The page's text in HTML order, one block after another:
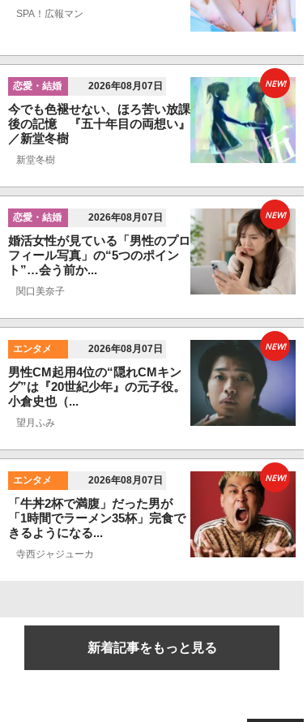
SPA！広報マン
恋愛・結婚 2026年08月07日
今でも色褪せない、ほろ苦い放課
後の記憶 『五十年目の両想い』
／新堂冬樹
新堂冬樹
NEW!
恋愛・結婚 2026年08月07日
婚活女性が見ている「男性のプロ
フィール写真」の“5つのポイン
ト”…会う前か...
関口美奈子
NEW!
エンタメ 2026年08月07日
男性CM起用4位の“隠れCMキン
グ”は『20世紀少年』の元子役。
小倉史也（...
望月ふみ
NEW!
エンタメ 2026年08月07日
「牛丼2杯で満腹」だった男が
「1時間でラーメン35杯」完食で
きるようになる...
寺西ジャジューカ
NEW!
新着記事をもっと見る